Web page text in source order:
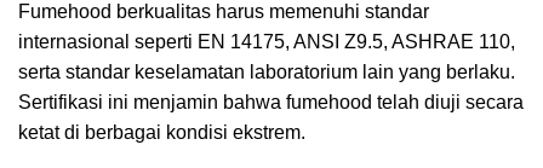
Fumehood berkualitas harus memenuhi standar
internasional seperti EN 14175, ANSI Z9.5, ASHRAE 110,
serta standar keselamatan laboratorium lain yang berlaku.
Sertifikasi ini menjamin bahwa fumehood telah diuji secara
ketat di berbagai kondisi ekstrem.